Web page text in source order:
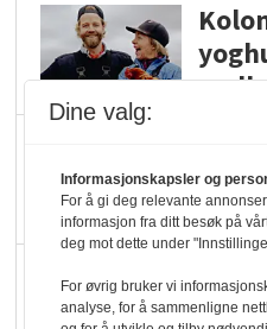
Blir
Dine valg:
Informasjonskapsler og
For å gi deg relevante
informasjon fra ditt besøk på
deg mot dette under
For øvrig bruker vi
analyse, for å sammenligne